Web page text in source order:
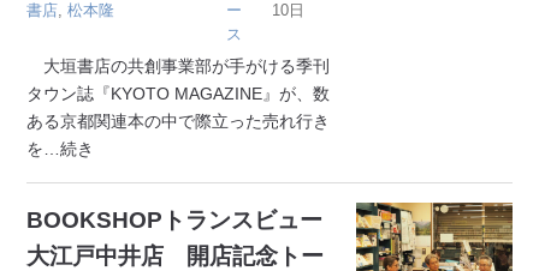
書店,松本隆
ー
ス
10日
大垣書店の共創事業部が手がける季刊
タウン誌『KYOTO MAGAZINE』が、数
ある京都関連本の中で際立った売れ行き
を …続き
BOOKSHOPトランスビュー
大江戸中井店 開店記念トー